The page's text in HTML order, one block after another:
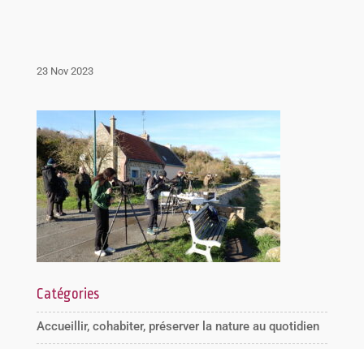
23 Nov 2023
Catégories
Accueillir, cohabiter, préserver la nature au quotidien